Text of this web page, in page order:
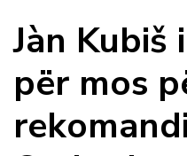
Jàn Kubiš
për mos